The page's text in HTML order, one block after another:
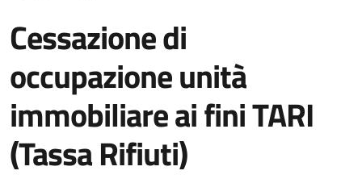
Cessazione di
occupazione unità
immobiliare ai fini TARI
(Tassa Rifiuti)